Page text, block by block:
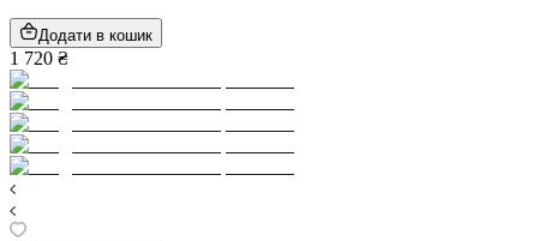
Додати в кошик
1 720 ₴